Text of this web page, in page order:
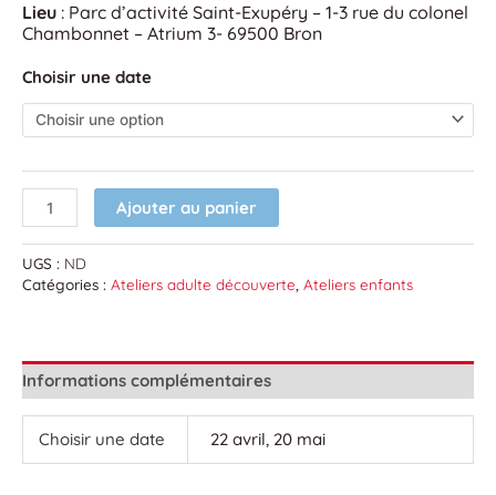
Lieu : Parc d’activité Saint-Exupéry – 1-3 rue du colonel
Chambonnet – Atrium 3- 69500 Bron
Choisir une date
Ajouter au panier
UGS : ND
Catégories : Ateliers adulte découverte Ateliers enfants
Informations complémentaires
Choisir une date 22 avril, 20 mai